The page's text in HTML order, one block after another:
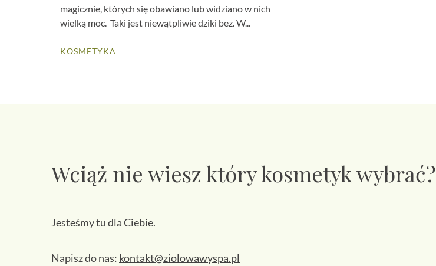
magicznie, których się obawiano lub widziano w nich
wielką moc. Taki jest niewątpliwie dziki bez. W...
KOSMETYKA
Wciąż nie wiesz który kosmetyk wybrać?
Jesteśmy tu dla Ciebie.
Napisz do nas: kontakt@ziolowawyspa.pl